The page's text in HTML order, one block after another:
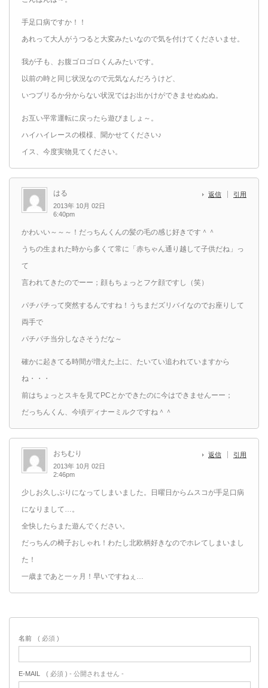
手足口病ですか！！
あれって大人がうつると大変みたいなので気を付けてくださいませ。
我が子も、お腹ゴロゴロくんみたいです。
以前の時と同じ状況なので元気なんだろうけど、
いつブリるか分からない状況ではお出かけができませぬぬぬ。
お互い平常運転に戻ったら遊びましょ～。
ハイハイレースの模様、聞かせてください♪
イス、今度実物見てください。
はる
2013年 10月 02日
6:40pm
返信 引用
かわいい～～～！だっちんくんの髪の毛の感じ好きです＾＾
うちの生まれた時から多くて常に「赤ちゃん通り越して子供だね」っ
て
言われてきたのでーー；顔もちょっとフケ顔ですし（笑）
パチパチって突然するんですね！うちまだズリバイなのでお座りして
両手で
パチパチ当分しなさそうだな～
確かに起きてる時間が増えた上に、たいてい追われていますから
ね・・・
前はちょっとスキを見てPCとかできたのに今はできませんーー；
だっちんくん、今頃ディナーミルクですね＾＾
おちむり
2013年 10月 02日
2:46pm
返信 引用
少しお久しぶりになってしまいました。日曜日からムスコが手足口病
になりまして…。
全快したらまた遊んでください。
だっちんの椅子おしゃれ！わたし北欧柄好きなのでホレてしまいまし
た！
一歳まであと一ヶ月！早いですねぇ…
名前 ( 必須 )
E-MAIL ( 必須 ) - 公開されません -